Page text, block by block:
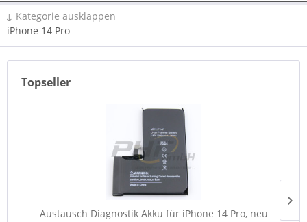
↓ Kategorie ausklappen
iPhone 14 Pro
Topseller
Austausch Diagnostik Akku für iPhone 14 Pro, neu